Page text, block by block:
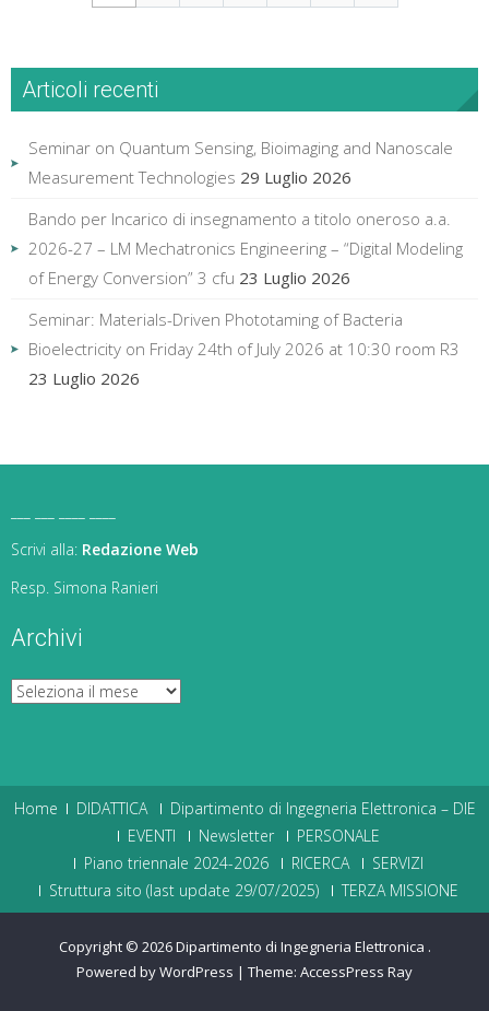
Articoli recenti
Seminar on Quantum Sensing, Bioimaging and Nanoscale
Measurement Technologies 29 Luglio 2026
Bando per Incarico di insegnamento a titolo oneroso a.a.
2026-27 – LM Mechatronics Engineering – “Digital Modeling
of Energy Conversion” 3 cfu 23 Luglio 2026
Seminar: Materials-Driven Phototaming of Bacteria
Bioelectricity on Friday 24th of July 2026 at 10:30 room R3
23 Luglio 2026
Scrivi alla: Redazione Web
Resp. Simona Ranieri
Archivi
Archivi
Home DIDATTICA
Dipartimento di Ingegneria Elettronica – DIE
EVENTI
Newsletter
PERSONALE
Piano triennale 2024-2026
RICERCA
SERVIZI
Struttura sito (last update 29/07/2025)
TERZA MISSIONE
Copyright © 2026Dipartimento di Ingegneria Elettronica .
Powered by WordPress | Theme: AccessPress Ray